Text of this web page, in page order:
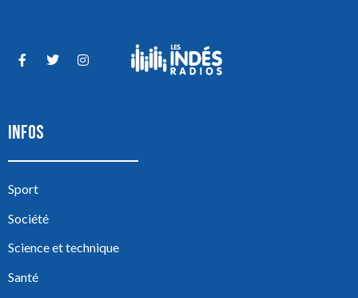
INFOS
Sport
Société
Science et technique
Santé